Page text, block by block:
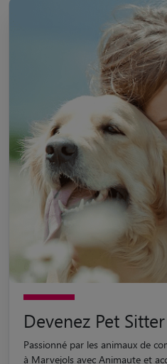
Devenez Pet
Passionné par les animaux de
à Marvejols avec Animaute et